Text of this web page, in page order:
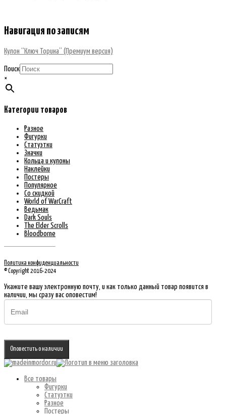
Навигация по записям
Кулон “Ключ Торина” (Премиум версия)
Поиск
×
Категории товаров
Разное
Фигурки
Статуэтки
Значки
Кольца и кулоны
Наклейки
Постеры
Популярное
Со скидкой
World of WarCraft
Ведьмак
Dark Souls
The Elder Scrolls
Bloodborne
Политика конфиденциальности
© Copyright 2016-2024
Укажите вашу электронную почту, и как только данный товар появится в
наличии, мы сразу вас оповестим!
Оповестить о наличии
Все товары
Фигурки
Статуэтки
Разное
Постеры